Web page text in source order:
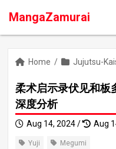
MangaZamurai
Home / Jujutsu-
柔术启示录伏见和板
深度分析
Aug 14, 2024 / Aug
Yuji Megumi